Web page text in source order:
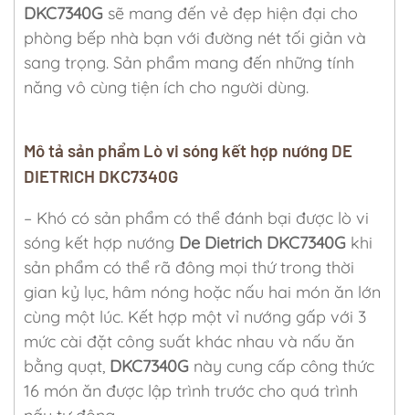
DKC7340G sẽ mang đến vẻ đẹp hiện đại cho
phòng bếp nhà bạn với đường nét tối giản và
sang trọng. Sản phẩm mang đến những tính
năng vô cùng tiện ích cho người dùng.
Mô tả sản phẩm Lò vi sóng kết hợp nướng DE
DIETRICH DKC7340G
– Khó có sản phẩm có thể đánh bại được lò vi
sóng kết hợp nướng De Dietrich DKC7340G khi
sản phẩm có thể rã đông mọi thứ trong thời
gian kỷ lục, hâm nóng hoặc nấu hai món ăn lớn
cùng một lúc. Kết hợp một vỉ nướng gấp với 3
mức cài đặt công suất khác nhau và nấu ăn
bằng quạt, DKC7340G này cung cấp công thức
16 món ăn được lập trình trước cho quá trình